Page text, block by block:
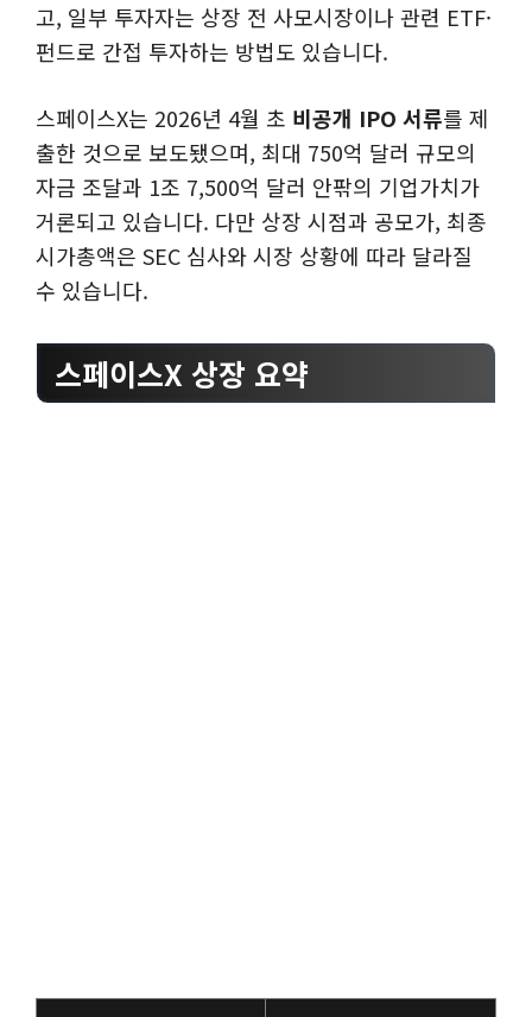
고, 일부 투자자는 상장 전 사모시장이나 관련 ETF·
펀드로 간접 투자하는 방법도 있습니다.
스페이스X는 2026년 4월 초 비공개 IPO 서류를 제
출한 것으로 보도됐으며, 최대 750억 달러 규모의
자금 조달과 1조 7,500억 달러 안팎의 기업가치가
거론되고 있습니다. 다만 상장 시점과 공모가, 최종
시가총액은 SEC 심사와 시장 상황에 따라 달라질
수 있습니다.
스페이스X 상장 요약